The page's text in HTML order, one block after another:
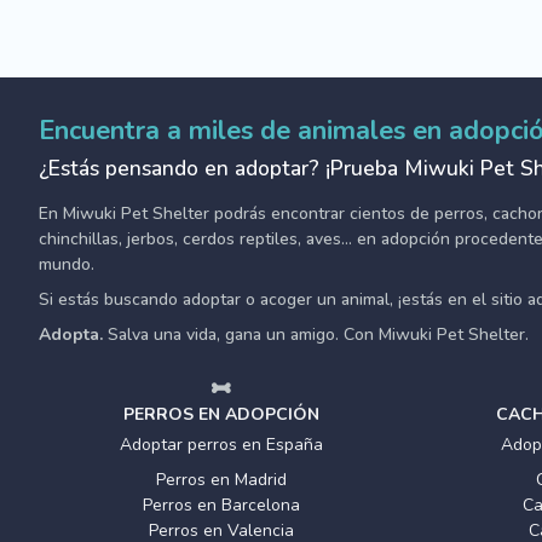
Encuentra a miles de animales en
¿Estás pensando en adoptar? ¡Prueba Miwuki Pet
En Miwuki Pet Shelter podrás encontrar cientos de perros,
chinchillas, jerbos, cerdos reptiles, aves... en adopción
mundo.
Si estás buscando adoptar o acoger un animal, ¡estás en el sitio
Adopta. Salva una vida, gana un amigo. Con Miwuki Pet Shelter.
PERROS EN ADOPCIÓN
Adoptar perros en España
Perros en Madrid
Perros en Barcelona
Perros en Valencia